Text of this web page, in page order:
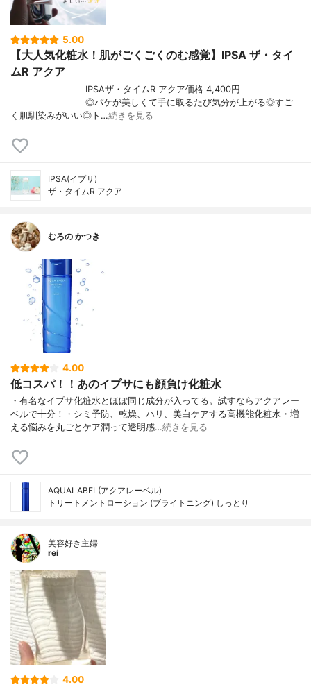
5.00
【大人気化粧水！肌がごくごくのむ感覚】IPSA ザ・タイ
ムR アクア
────────────IPSAザ・タイムR アクア価格 4,400円
────────────◎パケが美しくて手に取るたび気分が上がる◎すご
く肌馴染みがいい◎ト…続きを見る
IPSA(イプサ)
ザ・タイムR アクア
むろの かつき
4.00
低コスパ！！あのイプサにも顔負け化粧水
・有名なイプサ化粧水とほぼ同じ成分が入ってる。試すならアクアレー
ベルで十分！・シミ予防、乾燥、ハリ、美白ケアする高機能化粧水・増
える悩みを丸ごとケア潤って透明感…続きを見る
AQUALABEL(アクアレーベル)
トリートメントローション (ブライトニング) しっとり
美容好き主婦
rei
4.00